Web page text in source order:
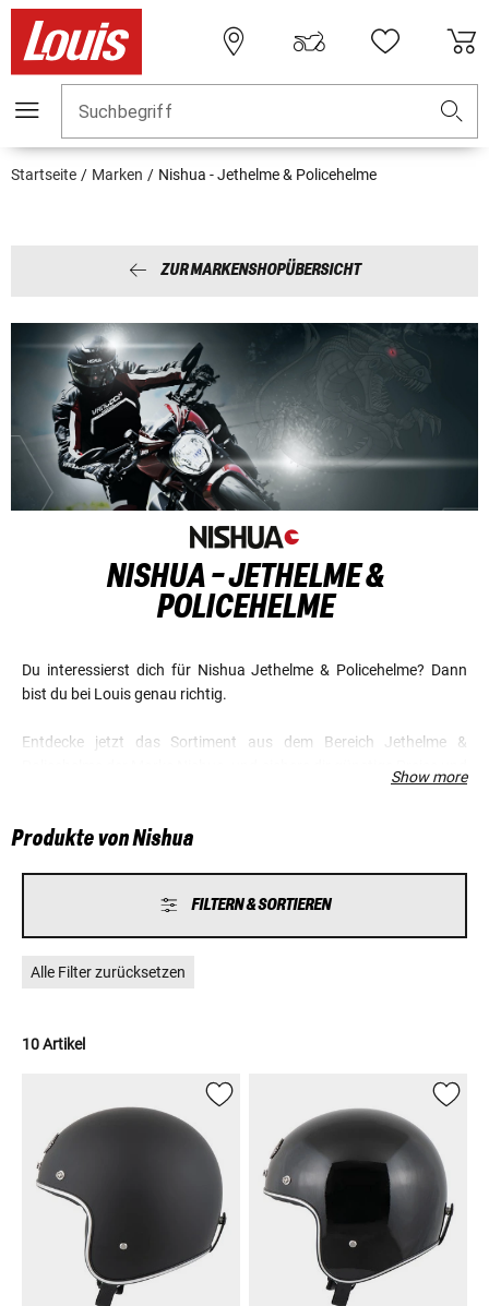
Suchbegriff
Startseite Marken Nishua - Jethelme & Policehelme
ZUR MARKENSHOPÜBERSICHT
NISHUA - JETHELME &
POLICEHELME
Du interessierst dich für Nishua Jethelme & Policehelme? Dann
bist du bei Louis genau richtig.
Entdecke jetzt das Sortiment aus dem Bereich Jethelme &
Show more
Produkte von Nishua
FILTERN & SORTIEREN
Alle Filter zurücksetzen
10 Artikel